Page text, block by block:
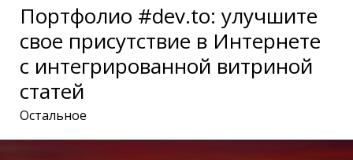
Портфолио #dev.to: улучшите
свое присутствие в Интернете
с интегрированной витриной
статей
Остальное